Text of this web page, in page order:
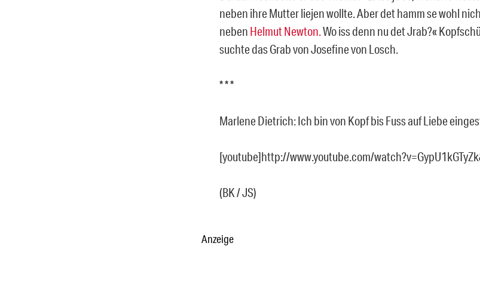
neben ihre Mutter liejen wollte. Aber det hamm se wohl
neben Helmut Newton.Wo iss denn nu det Jrab?«
suchte das Grab von Josefine von Losch.
* * *
Marlene Dietrich: Ich bin von Kopf bis Fuss auf Liebe
[youtube]http://www.youtube.com/
(BK / JS)
Anzeige